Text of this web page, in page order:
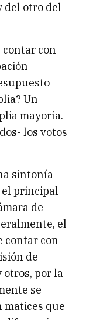
del otro del
contar con
Un
mayoría.
los votos
sintonía
principal
de
el
contar con
de
otros, por la
se
matices que